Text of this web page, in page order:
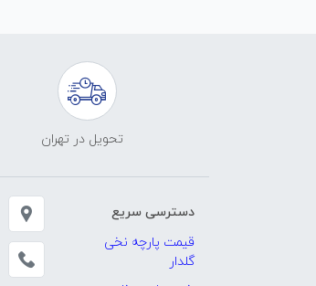
تحویل در تهران
دسترسی سریع
قیمت پارچه نخی
گلدار